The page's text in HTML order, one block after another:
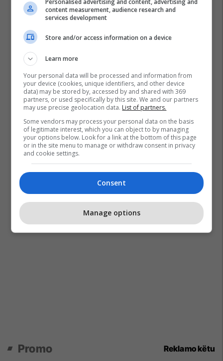
Promo Reklamo këtu
content measurement, audience research and
services development
Store and/or access information on a device
Learn more
Your personal data will be processed and information from
your device (cookies, unique identifiers, and other device
data) may be stored by, accessed by and shared with 369
partners, or used specifically by this site. We and our partners
may use precise geolocation data. List of partners.
Some vendors may process your personal data on the basis
of legitimate interest, which you can object to by managing
your options below. Look for a link at the bottom of this page
or in the site menu to manage or withdraw consent in privacy
and cookie settings.
Consent
Manage options